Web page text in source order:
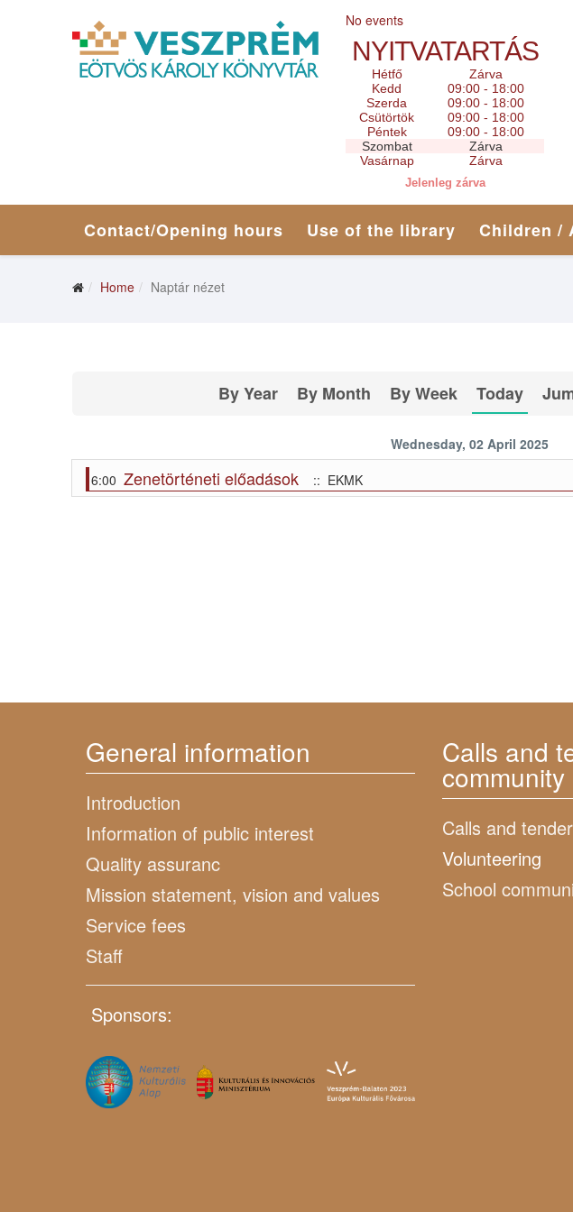
No events
NYITVATARTÁS
Hétfő
Zárva
Kedd
09:00 - 18:00
Szerda
09:00 - 18:00
Csütörtök
09:00 - 18:00
Péntek
09:00 - 18:00
Szombat
Zárva
Vasárnap
Zárva
Jelenleg zárva
Contact/Opening hours Use of the library Children /
Home Naptár nézet
By Year By Month By Week Today
Wednesday, 02 April 2025
6:00 Zenetörténeti előadások :: EKMK
General information
Introduction
Information of public interest
Quality assuranc
Mission statement, vision and values
Service fees
Staff
Sponsors:
Calls and
community
Calls and
Volunteering
School